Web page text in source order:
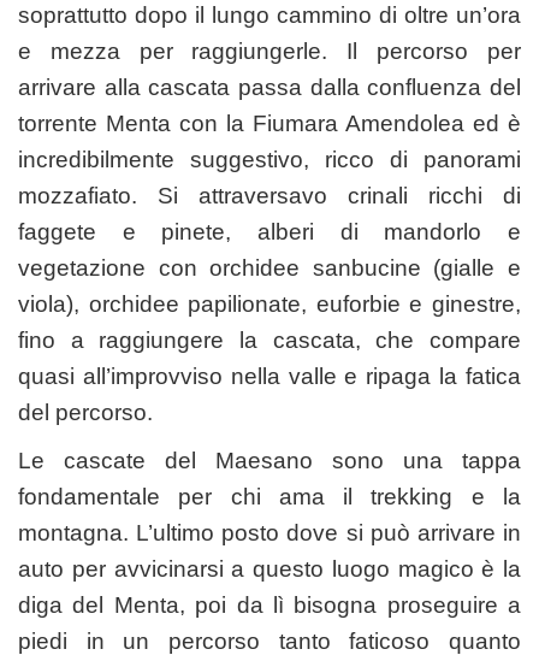
soprattutto dopo il lungo cammino di oltre un’ora
e mezza per raggiungerle. Il percorso per
arrivare alla cascata passa dalla confluenza del
torrente Menta con la Fiumara Amendolea ed è
incredibilmente suggestivo, ricco di panorami
mozzafiato. Si attraversavo crinali ricchi di
faggete e pinete, alberi di mandorlo e
vegetazione con orchidee sanbucine (gialle e
viola), orchidee papilionate, euforbie e ginestre,
fino a raggiungere la cascata, che compare
quasi all’improvviso nella valle e ripaga la fatica
del percorso.
Le cascate del Maesano sono una tappa
fondamentale per chi ama il trekking e la
montagna. L’ultimo posto dove si può arrivare in
auto per avvicinarsi a questo luogo magico è la
diga del Menta, poi da lì bisogna proseguire a
piedi in un percorso tanto faticoso quanto